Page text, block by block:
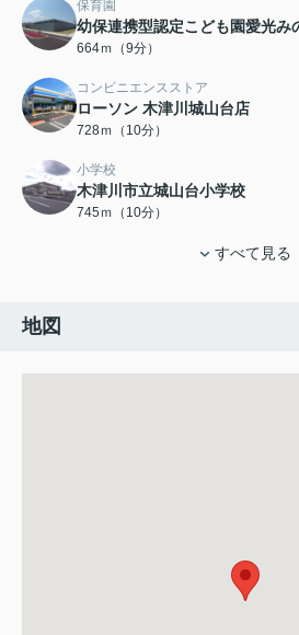
保育園
幼保連携型認定こども園愛光み
664ｍ（9分）
コンビニエンスストア
ローソン 木津川城山台店
728ｍ（10分）
小学校
木津川市立城山台小学校
745ｍ（10分）
すべて見る
地図